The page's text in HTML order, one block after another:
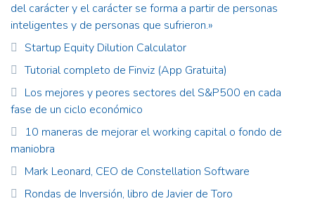
del carácter y el carácter se forma a partir de personas
inteligentes y de personas que sufrieron.»
Startup Equity Dilution Calculator
Tutorial completo de Finviz (App Gratuita)
Los mejores y peores sectores del S&P500 en cada
fase de un ciclo económico
10 maneras de mejorar el working capital o fondo de
maniobra
Mark Leonard, CEO de Constellation Software
Rondas de Inversión, libro de Javier de Toro